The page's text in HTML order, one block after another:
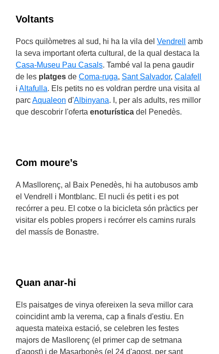
Voltants
Pocs quilòmetres al sud, hi ha la vila del Vendrell
amb
la seva important oferta cultural, de la qual destaca la
Casa-Museu Pau Casals. També val la pena gaudir
de les platges de Coma-ruga, Sant Salvador, Calafell
i Altafulla. Els petits no es voldran perdre una visita al
parcAqualeon d'Albinyana. I, per als adults, res millor
que descobrir l'oferta enoturística del Penedès.
Com moure’s
A Masllorenç, al Baix Penedès, hi ha autobusos amb
el Vendrell i Montblanc. El nucli és petit i es pot
recórrer a peu. El cotxe o la bicicleta són pràctics per
visitar els pobles propers i recórrer els camins rurals
del massís de Bonastre.
Quan anar-hi
Els paisatges de vinya ofereixen la seva millor cara
coincidint amb la verema, cap a finals d'estiu. En
aquesta mateixa estació, se celebren les festes
majors de Masllorenç (el primer cap de setmana
d'agost) i de Masarbonès (el 24 d'agost, per sant